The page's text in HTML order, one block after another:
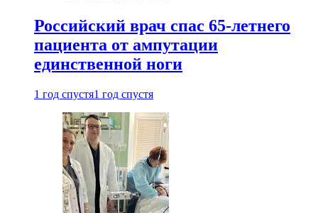
Российский врач спас 65-летнего
пациента от ампутации
единственной ноги
1 год спустя1 год спустя